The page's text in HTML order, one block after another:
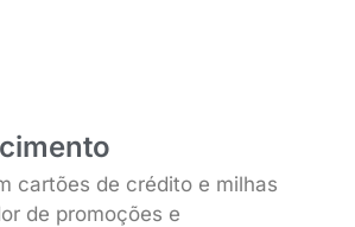
cartões de crédito e milhas
de promoções e